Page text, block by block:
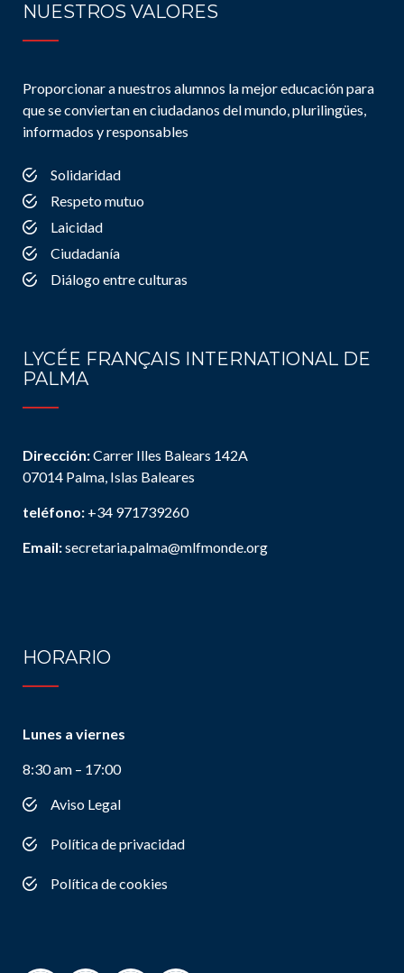
NUESTROS VALORES
Proporcionar a nuestros alumnos la mejor educación para
que se conviertan en ciudadanos del mundo, plurilingües,
informados y responsables
Solidaridad
Respeto mutuo
Laicidad
Ciudadanía
Diálogo entre culturas
LYCÉE FRANÇAIS INTERNATIONAL DE
PALMA
Dirección:Carrer Illes Balears 142A
07014 Palma, Islas Baleares
teléfono: +34 971739260
Email:secretaria.palma@mlfmonde.org
HORARIO
Lunes a viernes
8:30 am – 17:00
Aviso Legal
Política de privacidad
Política de cookies